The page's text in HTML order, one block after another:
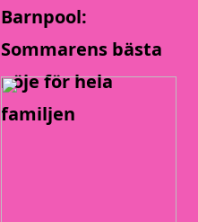
Barnpool:
Sommarens bästa
nöje för hela
familjen